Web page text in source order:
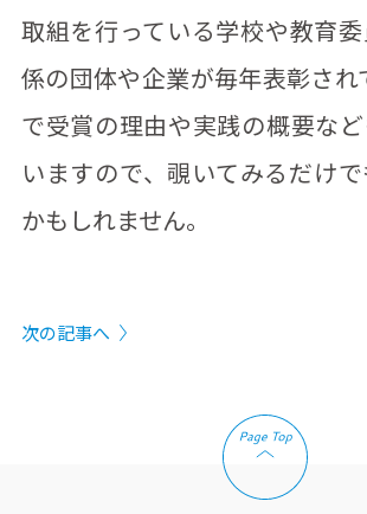
取組を行っている学校や教育
係の団体や企業が毎年表彰され
で受賞の理由や実践の概要な
いますので、覗いてみるだけ
かもしれません。
次の記事へ